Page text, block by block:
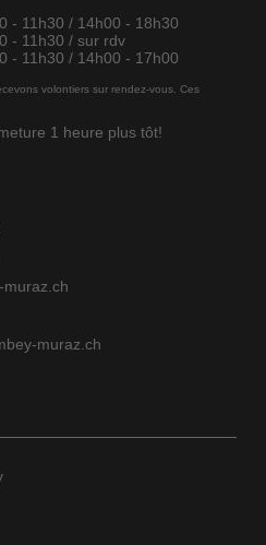
- 11h30 / 14h00 - 18h30
- 11h30 / sur rdv
- 11h30 / 14h00 - 17h00
volontiers sur rendez-vous. Ces
1 heure plus tôt!
muraz.ch